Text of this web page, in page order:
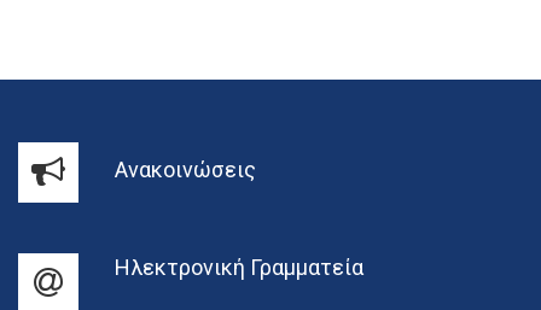
Ανακοινώσεις
Ηλεκτρονική Γραμματεία